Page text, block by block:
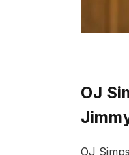
OJ
OJ